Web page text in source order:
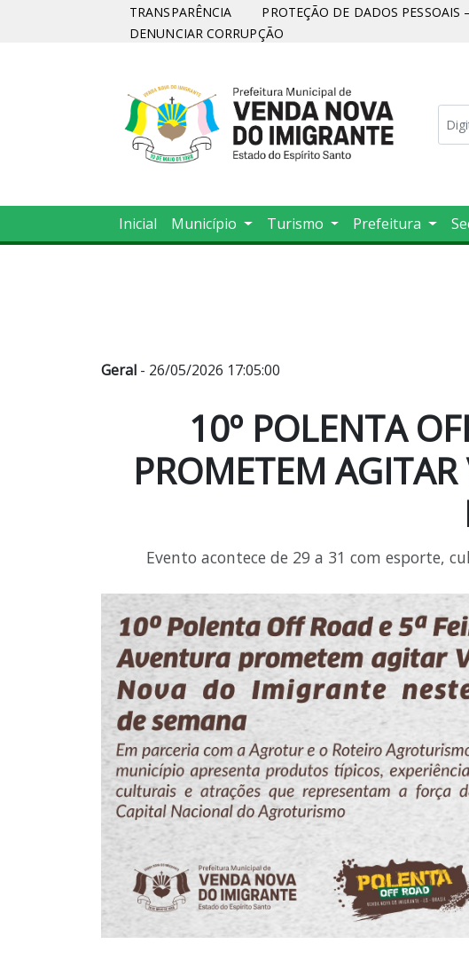
TRANSPARÊNCIA PROTEÇÃO DE DADOS PESSOAIS
DENUNCIAR CORRUPÇÃO
Inicial Município Turismo Prefeitura
Geral - 26/05/2026 17:05:00
10º POLENTA
PROMETEM
Evento acontece de 29 a 31 com esporte,